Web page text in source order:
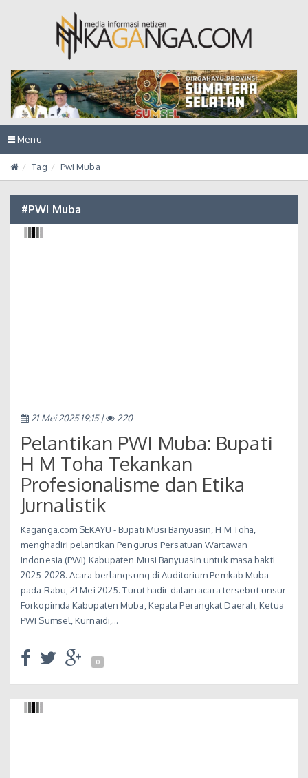
Toggle
navigation
Menu
Tag Pwi Muba
#PWI Muba
21 Mei 2025 19:15 | 220
Pelantikan PWI Muba: Bupati
H M Toha Tekankan
Profesionalisme dan Etika
Jurnalistik
Kaganga.com SEKAYU - Bupati Musi Banyuasin, H M Toha,
menghadiri pelantikan Pengurus Persatuan Wartawan
Indonesia (PWI) Kabupaten Musi Banyuasin untuk masa bakti
2025-2028. Acara berlangsung di Auditorium Pemkab Muba
pada Rabu, 21 Mei 2025. Turut hadir dalam acara tersebut unsur
Forkopimda Kabupaten Muba, Kepala Perangkat Daerah, Ketua
PWI Sumsel, Kurnaidi,…
0